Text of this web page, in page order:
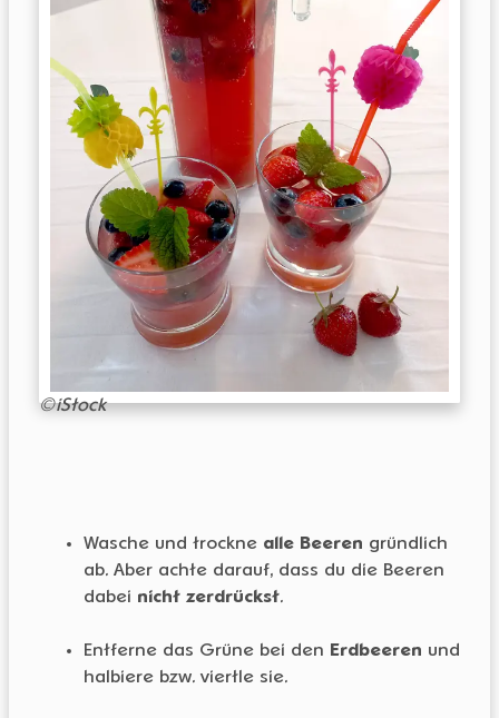
ALLE VORTEILE
MITGLIED WERDEN
Darf nicht leer sein.
ANMELDEN
©iStock
Wasche und trockne alle Beeren gründlich
ab. Aber achte darauf, dass du die Beeren
dabei nicht zerdrückst.
Entferne das Grüne bei den Erdbeeren und
halbiere bzw. viertle sie.